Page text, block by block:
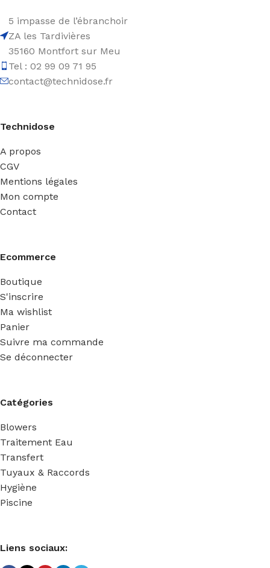
5 impasse de l’ébranchoir
ZA les Tardivières
35160 Montfort sur Meu
Tel : 02 99 09 71 95
contact@technidose.fr
Technidose
A propos
CGV
Mentions légales
Mon compte
Contact
Ecommerce
Boutique
S'inscrire
Ma wishlist
Panier
Suivre ma commande
Se déconnecter
Catégories
Blowers
Traitement Eau
Transfert
Tuyaux & Raccords
Hygiène
Piscine
Liens sociaux: